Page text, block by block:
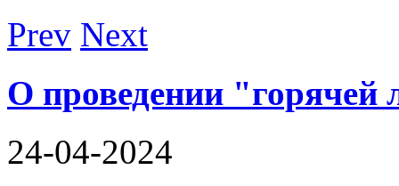
Prev Next
О проведении
24-04-2024